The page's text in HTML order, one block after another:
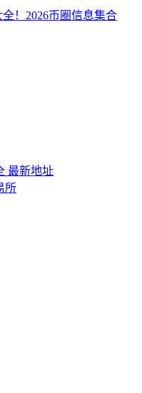
2026币圈信息集合
最新地址
所